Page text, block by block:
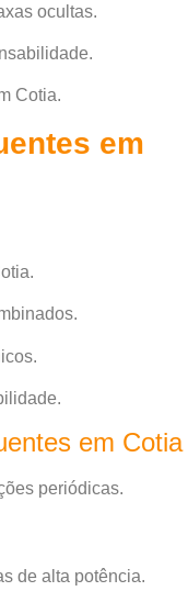
ocultas.
Cotia.
em
em Cotia
periódicas.
de alta potência.